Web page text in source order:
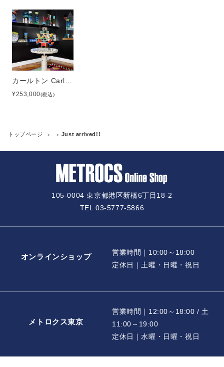
カールトン Carlton ミニチュア
¥253,000(税込)
トップページ Just arrived!!
105-0004 東京都港区新橋6丁目18-2
TEL 03-5777-5866
オンラインショップ
営業時間｜10:00～18:00
定休日｜土曜・日曜・祝日
メトロクス東京
営業時間｜12:00～18:00 / 土
11:00～19:00
定休日｜水曜・日曜・祝日